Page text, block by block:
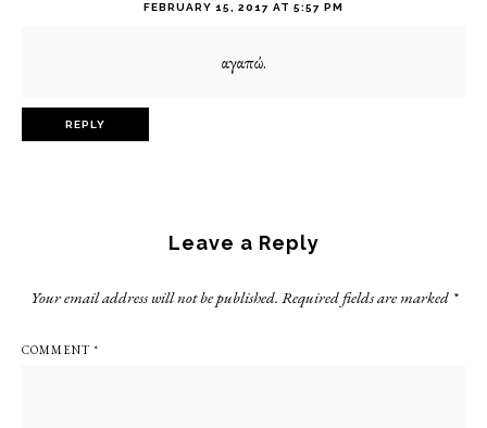
FEBRUARY 15, 2017 AT 5:57 PM
αγαπώ.
REPLY
Leave a Reply
Your email address will not be published. Required fields are marked *
COMMENT *